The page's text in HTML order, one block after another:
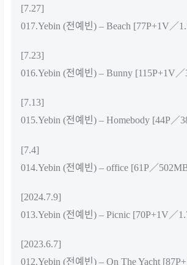
[7.27]
017.Yebin (전예빈) – Beach [77P+1V／
[7.23]
016.Yebin (전예빈) – Bunny [115P+1V
[7.13]
015.Yebin (전예빈) – Homebody [44P／
[7.4]
014.Yebin (전예빈) – office [61P／
[2024.7.9]
013.Yebin (전예빈) – Picnic [70P+1V／
[2023.6.7]
012.Yebin (전예빈) – On The Yacht